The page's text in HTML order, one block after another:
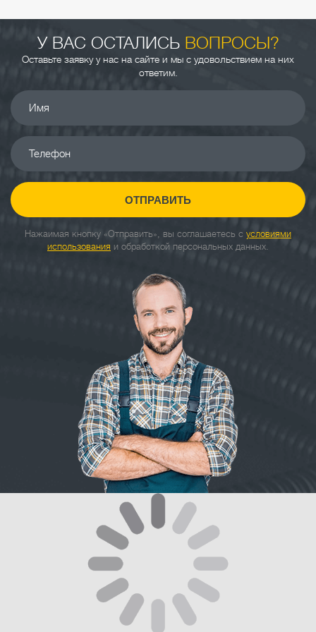
У ВАС ОСТАЛИСЬ ВОПРОСЫ?
Оставьте заявку у нас на сайте и мы с удовольствием на них
ответим.
Имя
Телефон
ОТПРАВИТЬ
Нажаимая кнопку «Отправить», вы соглашаетесь с условиями
использования и обработкой персональных данных.